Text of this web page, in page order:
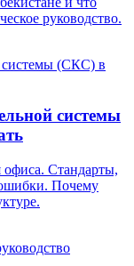
руководство.
системы
Стандарты,
Почему